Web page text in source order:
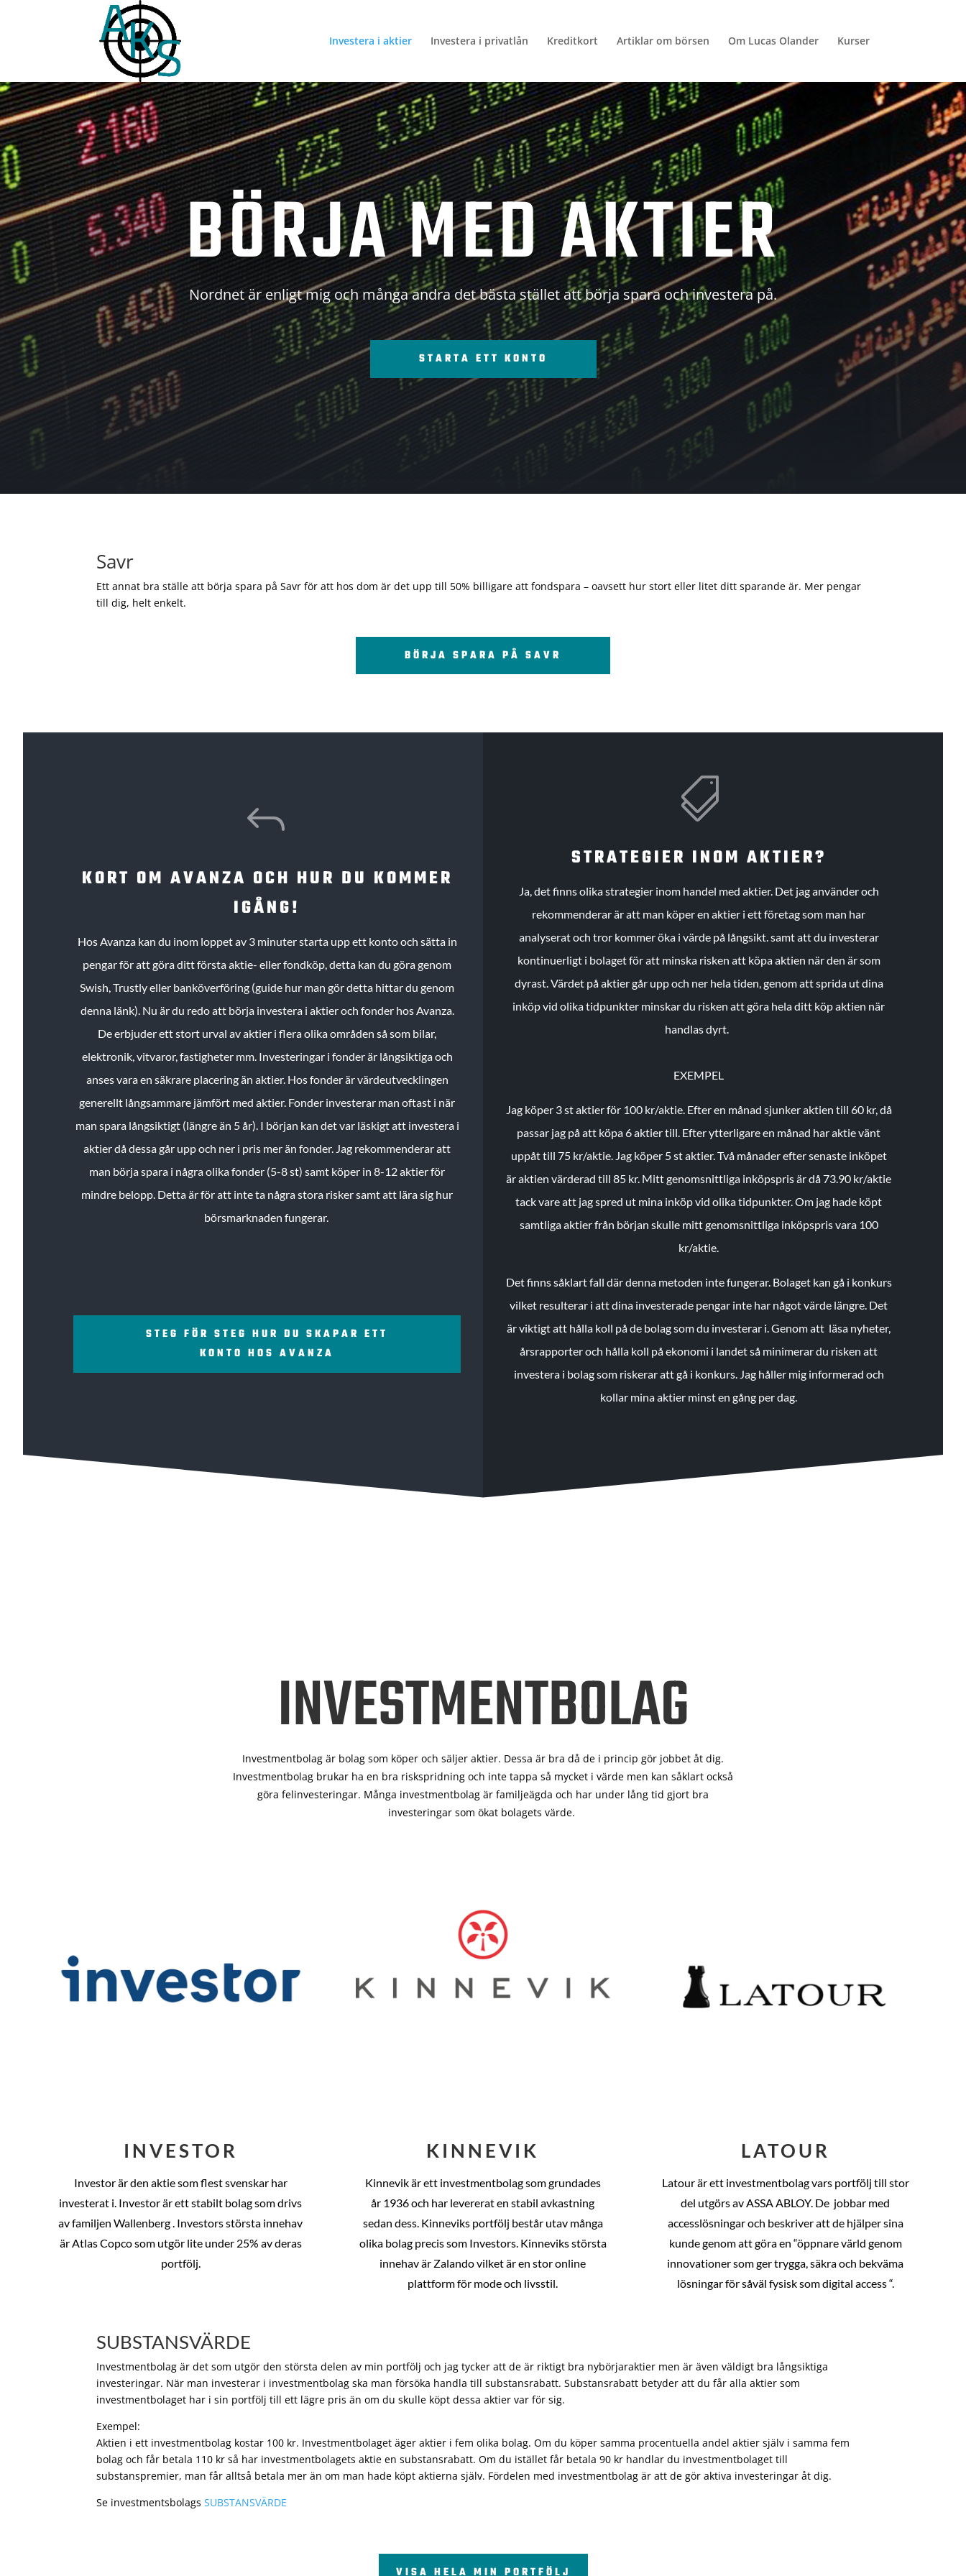
Investera i aktier Investera i privatlån Kreditkort Artiklar om börsen Om Lucas Olander Kurser
BÖRJA MED AKTIER
Nordnet är enligt mig och många andra det bästa stället att börja spara och investera på.
STARTA ETT KONTO
Savr
Ett annat bra ställe att börja spara på Savr för att hos dom är det upp till 50% billigare att fondspara – oavsett hur stort eller litet ditt sparande är. Mer pengar
till dig, helt enkelt.
BÖRJA SPARA PÅ SAVR
J
KORT OM AVANZA OCH HUR DU KOMMER
IGÅNG!
Hos Avanza kan du inom loppet av 3 minuter starta upp ett konto och sätta in
pengar för att göra ditt första aktie- eller fondköp, detta kan du göra genom
Swish, Trustly eller banköverföring (guide hur man gör detta hittar du genom
denna länk). Nu är du redo att börja investera i aktier och fonder hos Avanza.
De erbjuder ett stort urval av aktier i flera olika områden så som bilar,
elektronik, vitvaror, fastigheter mm. Investeringar i fonder är långsiktiga och
anses vara en säkrare placering än aktier. Hos fonder är värdeutvecklingen
generellt långsammare jämfört med aktier. Fonder investerar man oftast i när
man spara långsiktigt (längre än 5 år). I början kan det var läskigt att investera i
aktier då dessa går upp och ner i pris mer än fonder. Jag rekommenderar att
man börja spara i några olika fonder (5-8 st) samt köper in 8-12 aktier för
mindre belopp. Detta är för att inte ta några stora risker samt att lära sig hur
börsmarknaden fungerar.
STEG FÖR STEG HUR DU SKAPAR ETT
KONTO HOS AVANZA

STRATEGIER INOM AKTIER?
Ja, det finns olika strategier inom handel med aktier. Det jag använder och
rekommenderar är att man köper en aktier i ett företag som man har
analyserat och tror kommer öka i värde på långsikt. samt att du investerar
kontinuerligt i bolaget för att minska risken att köpa aktien när den är som
dyrast. Värdet på aktier går upp och ner hela tiden, genom att sprida ut dina
inköp vid olika tidpunkter minskar du risken att göra hela ditt köp aktien när
handlas dyrt.
EXEMPEL
Jag köper 3 st aktier för 100 kr/aktie. Efter en månad sjunker aktien till 60 kr, då
passar jag på att köpa 6 aktier till. Efter ytterligare en månad har aktie vänt
uppåt till 75 kr/aktie. Jag köper 5 st aktier.Två månader efter senaste inköpet
är aktien värderad till 85 kr. Mitt genomsnittliga inköpspris är då 73.90 kr/aktie
tack vare att jag spred ut mina inköp vid olika tidpunkter. Om jag hade köpt
samtliga aktier från början skulle mitt genomsnittliga inköpspris vara 100
kr/aktie.
Det finns såklart fall där denna metoden inte fungerar. Bolaget kan gå i konkurs
vilket resulterar i att dina investerade pengar inte har något värde längre. Det
är viktigt att hålla koll på de bolag som du investerar i. Genom att läsa nyheter,
årsrapporter och hålla koll på ekonomi i landet så minimerar du risken att
investera i bolag som riskerar att gå i konkurs. Jag håller mig informerad och
kollar mina aktier minst en gång per dag.
INVESTMENTBOLAG
Investmentbolag är bolag som köper och säljer aktier. Dessa är bra då de i princip gör jobbet åt dig.
Investmentbolag brukar ha en bra riskspridning och inte tappa så mycket i värde men kan såklart också
göra felinvesteringar. Många investmentbolag är familjeägda och har under lång tid gjort bra
investeringar som ökat bolagets värde.
INVESTOR
Investor är den aktie som flest svenskar har
investerat i. Investor är ett stabilt bolag som drivs
av familjen Wallenberg . Investors största innehav
är Atlas Copco som utgör lite under 25% av deras
portfölj.
KINNEVIK
Kinnevik är ett investmentbolag som grundades
år 1936 och har levererat en stabil avkastning
sedan dess. Kinneviks portfölj består utav många
olika bolag precis som Investors. Kinneviks största
innehav är Zalando vilket är en stor online
plattform för mode och livsstil.
LATOUR
Latour är ett investmentbolag vars portfölj till stor
del utgörs av ASSA ABLOY. De jobbar med
accesslösningar och beskriver att de hjälper sina
kunde genom att göra en “öppnare värld genom
innovationer som ger trygga, säkra och bekväma
lösningar för såväl fysisk som digital access “.
SUBSTANSVÄRDE
Investmentbolag är det som utgör den största delen av min portfölj och jag tycker att de är riktigt bra nybörjaraktier men är även väldigt bra långsiktiga
investeringar. När man investerar i investmentbolag ska man försöka handla till substansrabatt. Substansrabatt betyder att du får alla aktier som
investmentbolaget har i sin portfölj till ett lägre pris än om du skulle köpt dessa aktier var för sig.
Exempel:
Aktien i ett investmentbolag kostar 100 kr. Investmentbolaget äger aktier i fem olika bolag. Om du köper samma procentuella andel aktier själv i samma fem
bolag och får betala 110 kr så har investmentbolagets aktie en substansrabatt. Om du istället får betala 90 kr handlar du investmentbolaget till
substanspremier, man får alltså betala mer än om man hade köpt aktierna själv. Fördelen med investmentbolag är att de gör aktiva investeringar åt dig.
Se investmentsbolagsSUBSTANSVÄRDE
VISA HELA MIN PORTFÖLJ